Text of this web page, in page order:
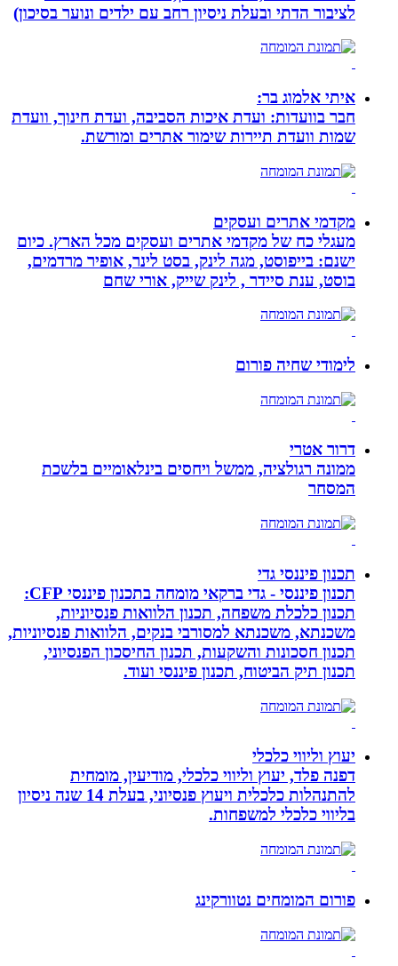
לציבור הדתי ובעלת ניסיון רחב עם ילדים ונוער בסיכון)
איתי אלמוג בר:
חבר בוועדות: ועדת איכות הסביבה, ועדת חינוך, וועדת
שמות וועדת תיירות שימור אתרים ומורשת.
מקדמי אתרים ועסקים
מעגלי כח של מקדמי אתרים ועסקים מכל הארץ. כיום
ישנם: בייפוסט, מגה לינק, בסט לינר, אופיר מרדמים,
בוסט, ענת סיידר , לינק שייק, אורי שחם
לימודי שחיה פורום
דרור אטרי
ממונה רגולציה, ממשל ויחסים בינלאומיים בלשכת
המסחר
תכנון פיננסי גדי
תכנון פיננסי - גדי ברקאי מומחה בתכנון פיננסי CFP:
תכנון כלכלת משפחה, תכנון הלוואות פנסיוניות,
משכנתא, משכנתא למסורבי בנקים, הלוואות פנסיוניות,
תכנון חסכונות והשקעות, תכנון החיסכון הפנסיוני,
תכנון תיק הביטוח, תכנון פיננסי ועוד.
יעוץ וליווי כלכלי
דפנה פלד, יעוץ וליווי כלכלי, מודיעין, מומחית
להתנהלות כלכלית ויעוץ פנסיוני, בעלת 14 שנה ניסיון
בליווי כלכלי למשפחות.
פורום המומחים נטוורקינג